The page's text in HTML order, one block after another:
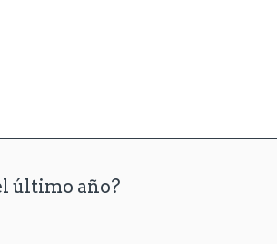
último año?